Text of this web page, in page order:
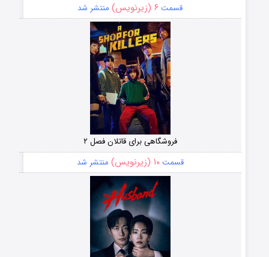
قسمت ۶ (زیرنویس) منتشر شد
فروشگاهی برای قاتلان فصل ۲
قسمت۱۰ (زیرنویس) منتشر شد